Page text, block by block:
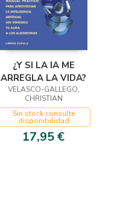
¿Y SI LA IA ME
ARREGLA LA VIDA?
VELASCO-GALLEGO,
CHRISTIAN
Sin stock consulte
disponibilidad
17,95 €